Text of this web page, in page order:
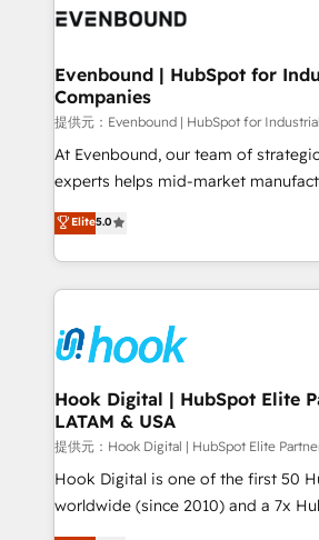
to accompany companies on their
Data & Content 📈 Sales &
Agent Creation 🔄 Custom
Migration Why 1406 We become part of your team.
Your team learns while we build.
broke. Built for mid-market
solutions that work with your
HubSpot partners 🔄 Top 5%
retention 📅 8+ years of consistent
move beyond spreadsheets into
that drive real business results.
Evenbound | HubSpot for
Companies
提供元：Evenbound | HubSpot for
At Evenbound, our team of
experts helps mid-market
achieve real growth. We specialize
tailored solutions that drive results
HubSpot’s platform and data to
Technical Solutions: - HubSpot Technical Consulting -
Onboarding - Data Migration & Integrations -
Technical Audit & Optimization Strategic Solutions: -
Revenue Operations - Inbound
Outbound Marketing - HubSpot
Design & Development We empower our clients to
reach their full potential by
relationship-driven support. With over 300 HubSpot
Elite5.0
Hook Digital | HubSpot Elite
LATAM & USA
提供元：Hook Digital | HubSpot Elite
Hook Digital is one of the first 50
worldwide (since 2010) and a 7x
Elite Partner. With 500+ projects